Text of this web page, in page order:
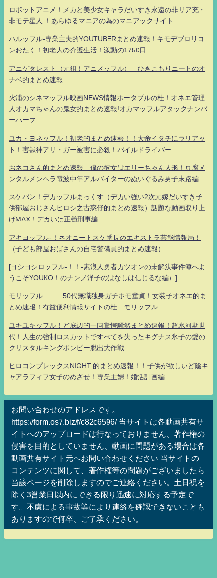
ロボットアニメ！メカと美少女キャラだいすき永遠の非リア充・
非モテ星人 ！あらゆるマニアの為のマニアックサイト
ハルッフル-専業主夫的YOUTUBERまとめ速報！キモデブロリコ
ンおたく！初老人の介護生活！激動の1750日
アニゲタレスト（元祖！アニメッフル） ひきこもりニートのオ
ナベ的まとめ速報
火浦のシネマッフル映画NEWS情報ポータブルの杜！オネエ管理
人オカマちゃんの鬼女的まとめ速報!オカマッフルアタックナンバ
ーハーフ
ユカ・ヨネッフル！初老的まとめ速報！！大帝イタチにラリアッ
ト！害獣神アリ・ガー被害に必殺！パイルドライバー
おネコさん的まとめ速報 僕の彼女はエリーちゃん人形！豆腐メ
ンタルメンヘラ電波中年アルバイターのぬいぐるみ男子末路編
スケバン！デカッフルまっくす（デカい強い2次元嫁だいすき子
供部屋おじさんヒロシ之古惑仔的まとめ速報）話題な動画取り上
げMAX！デカいは正義刑事編
アキヨッフル-！ネオニートスケ番長のエキストラ芸能情報局！
（子ども部屋おばさんの自宅警備員的まとめ速報）
[ヨシヨシロッフル-！！-素浪人勇者カツオンの未解決事件簿へよ
うこそYOUKO！のナンノ洋子のはなしは信じるな編）]
モリッフル！ 50代無職独身ガチホモ童貞！女装子オネエ的ま
とめ速報！有益便利情報サイトの杜 モリッフル
ユキユキッフル！ど底辺的一同驚愕騒然まとめ速報！超氷河期世
代！人生の強制ロスカットですべてを失ったキグナス氷子の愛の
クリスタルキングボンビー脱出大作戦
ヒロコンプレックスNIGHT 的まとめ速報！！子供が欲しいど陰キ
ャアラフィフ女子のめざせ！専業主婦！婚活計画編
お問い合わせのアドレスです。
https://form.os7.biz/f/c82c6596/ 当サイトは各動画共有サ
イトへのアップロードは行なっておりません、著作権の
侵害を目的としていません、動画に問題がある場合は各
動画共有サイト元へお問い合わせください 当サイトの
コンテンツに関して、著作権等の問題がございましたら
当該ページを削除しますのでご連絡ください。土日祝を
除く3営業日以内にできる限り迅速に対応する予定で
す。不慮による事故等により連絡を確認できないことも
ありますので何卒、ご了承ください。